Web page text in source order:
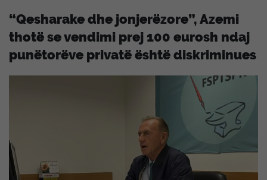
“Qesharake dhe jonjerëzore”, Azemi
thotë se vendimi prej 100 eurosh ndaj
punëtorëve privatë është diskriminues